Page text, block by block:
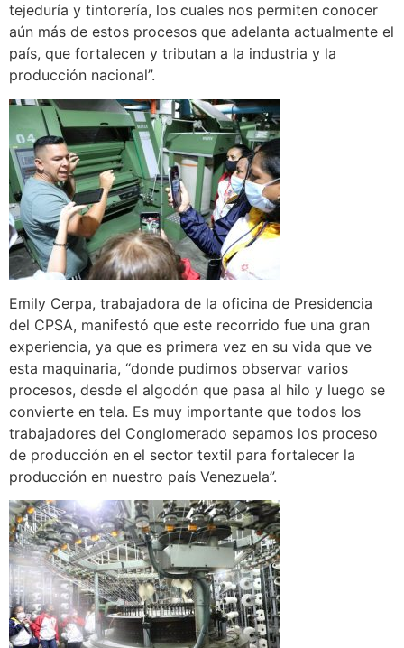
tejeduría y tintorería, los cuales nos permiten conocer
aún más de estos procesos que adelanta actualmente el
país, que fortalecen y tributan a la industria y la
producción nacional”.
Emily Cerpa, trabajadora de la oficina de Presidencia
del CPSA, manifestó que este recorrido fue una gran
experiencia, ya que es primera vez en su vida que ve
esta maquinaria, “donde pudimos observar varios
procesos, desde el algodón que pasa al hilo y luego se
convierte en tela. Es muy importante que todos los
trabajadores del Conglomerado sepamos los proceso
de producción en el sector textil para fortalecer la
producción en nuestro país Venezuela”.